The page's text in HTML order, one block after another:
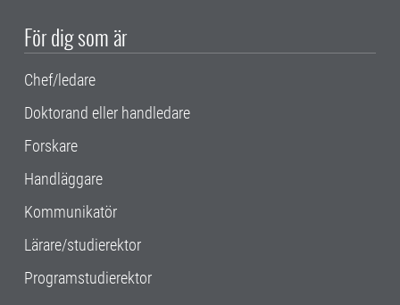
För dig som är
Chef/ledare
Doktorand eller handledare
Forskare
Handläggare
Kommunikatör
Lärare/studierektor
Programstudierektor